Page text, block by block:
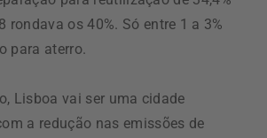
rondava os 40%. Só entre 1 a 3%
para aterro.
Lisboa vai ser uma cidade
a redução nas emissões de